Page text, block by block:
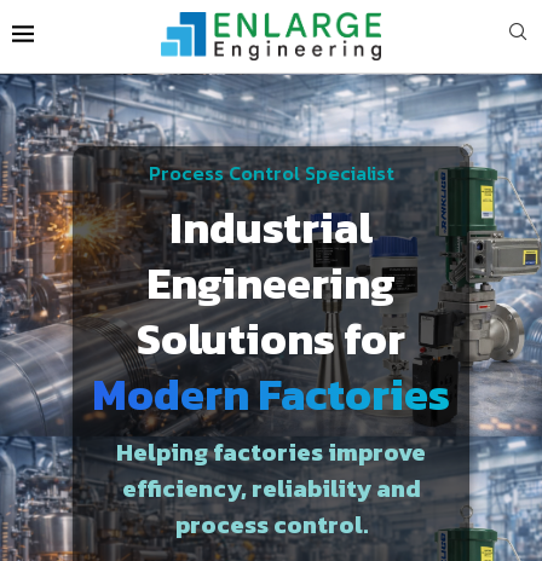
Process Control Specialist
Industrial
Engineering
Solutions for
Modern Factories
Helping factories improve
efficiency, reliability and
process control.